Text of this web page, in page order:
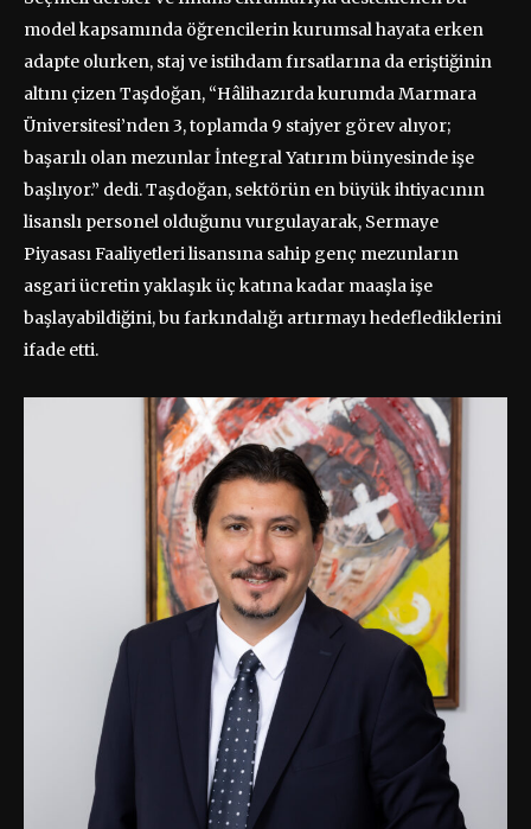
model kapsamında öğrencilerin kurumsal hayata erken
adapte olurken, staj ve istihdam fırsatlarına da eriştiğinin
altını çizen Taşdoğan, “Hâlihazırda kurumda Marmara
Üniversitesi’nden 3, toplamda 9 stajyer görev alıyor;
başarılı olan mezunlar İntegral Yatırım bünyesinde işe
başlıyor.” dedi. Taşdoğan, sektörün en büyük ihtiyacının
lisanslı personel olduğunu vurgulayarak, Sermaye
Piyasası Faaliyetleri lisansına sahip genç mezunların
asgari ücretin yaklaşık üç katına kadar maaşla işe
başlayabildiğini, bu farkındalığı artırmayı hedeflediklerini
ifade etti.